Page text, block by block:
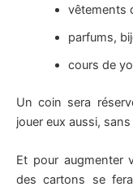
vêtements
parfums,
cours de
Un coin sera
jouer eux aussi,
Et pour augmenter
des cartons se